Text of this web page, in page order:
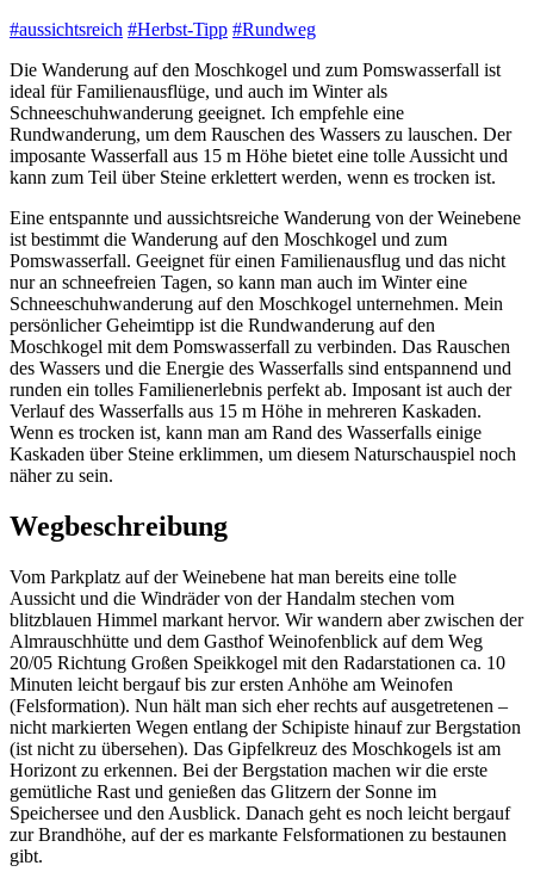
#aussichtsreich #Herbst-Tipp #Rundweg
Die Wanderung auf den Moschkogel und zum Pomswasserfall ist
ideal für Familienausflüge, und auch im Winter als
Schneeschuhwanderung geeignet. Ich empfehle eine
Rundwanderung, um dem Rauschen des Wassers zu lauschen. Der
imposante Wasserfall aus 15 m Höhe bietet eine tolle Aussicht und
kann zum Teil über Steine erklettert werden, wenn es trocken ist.
Eine entspannte und aussichtsreiche Wanderung von der Weinebene
ist bestimmt die Wanderung auf den Moschkogel und zum
Pomswasserfall. Geeignet für einen Familienausflug und das nicht
nur an schneefreien Tagen, so kann man auch im Winter eine
Schneeschuhwanderung auf den Moschkogel unternehmen. Mein
persönlicher Geheimtipp ist die Rundwanderung auf den
Moschkogel mit dem Pomswasserfall zu verbinden. Das Rauschen
des Wassers und die Energie des Wasserfalls sind entspannend und
runden ein tolles Familienerlebnis perfekt ab. Imposant ist auch der
Verlauf des Wasserfalls aus 15 m Höhe in mehreren Kaskaden.
Wenn es trocken ist, kann man am Rand des Wasserfalls einige
Kaskaden über Steine erklimmen, um diesem Naturschauspiel noch
näher zu sein.
Wegbeschreibung
Vom Parkplatz auf der Weinebene hat man bereits eine tolle
Aussicht und die Windräder von der Handalm stechen vom
blitzblauen Himmel markant hervor. Wir wandern aber zwischen der
Almrauschhütte und dem Gasthof Weinofenblick auf dem Weg
20/05 Richtung Großen Speikkogel mit den Radarstationen ca. 10
Minuten leicht bergauf bis zur ersten Anhöhe am Weinofen
(Felsformation). Nun hält man sich eher rechts auf ausgetretenen –
nicht markierten Wegen entlang der Schipiste hinauf zur Bergstation
(ist nicht zu übersehen). Das Gipfelkreuz des Moschkogels ist am
Horizont zu erkennen. Bei der Bergstation machen wir die erste
gemütliche Rast und genießen das Glitzern der Sonne im
Speichersee und den Ausblick. Danach geht es noch leicht bergauf
zur Brandhöhe, auf der es markante Felsformationen zu bestaunen
gibt.